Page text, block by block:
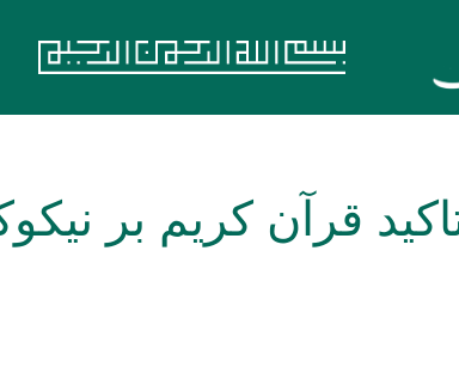
قرآن کریم بر